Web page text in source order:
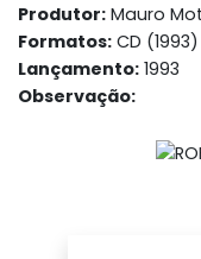
Produtor: Mauro
Formatos: CD (1993)
Lançamento: 1993
Observação: